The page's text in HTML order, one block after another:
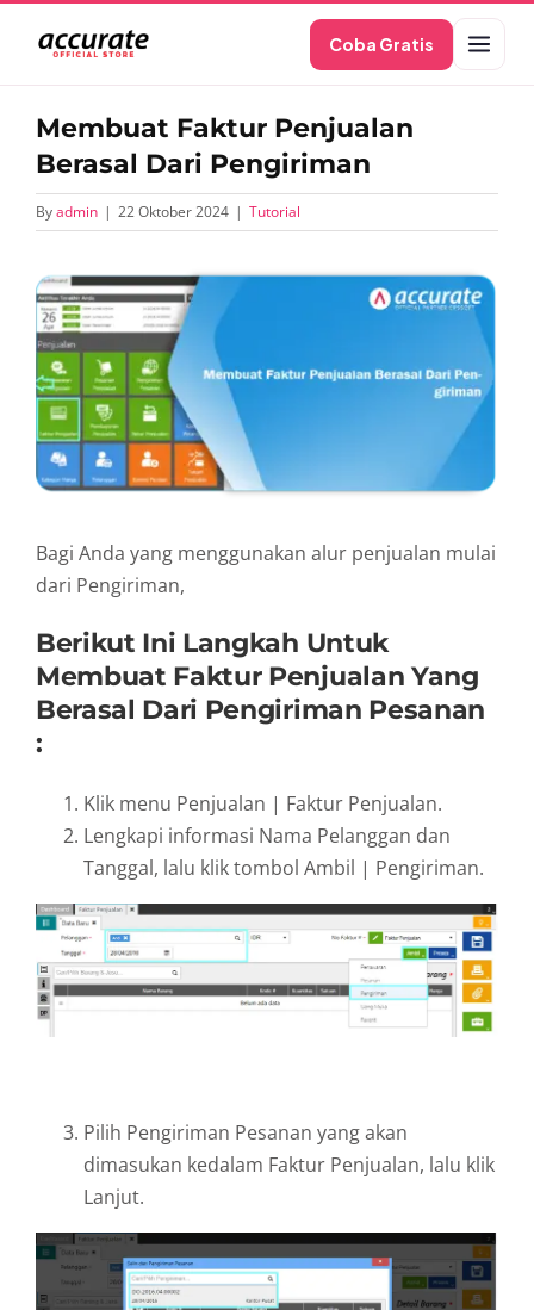
content
Coba Gratis
Membuat Faktur Penjualan
Berasal Dari Pengiriman
Byadmin | 22 Oktober 2024 | Tutorial
View
Larger
Image
Bagi Anda yang menggunakan alur penjualan mulai
dari Pengiriman,
Berikut Ini Langkah Untuk
Membuat Faktur Penjualan Yang
Berasal Dari Pengiriman Pesanan
:
Klik menu Penjualan | Faktur Penjualan.
Lengkapi informasi Nama Pelanggan dan
Tanggal, lalu klik tombol Ambil | Pengiriman.
Pilih Pengiriman Pesanan yang akan
dimasukan kedalam Faktur Penjualan, lalu klik
Lanjut.